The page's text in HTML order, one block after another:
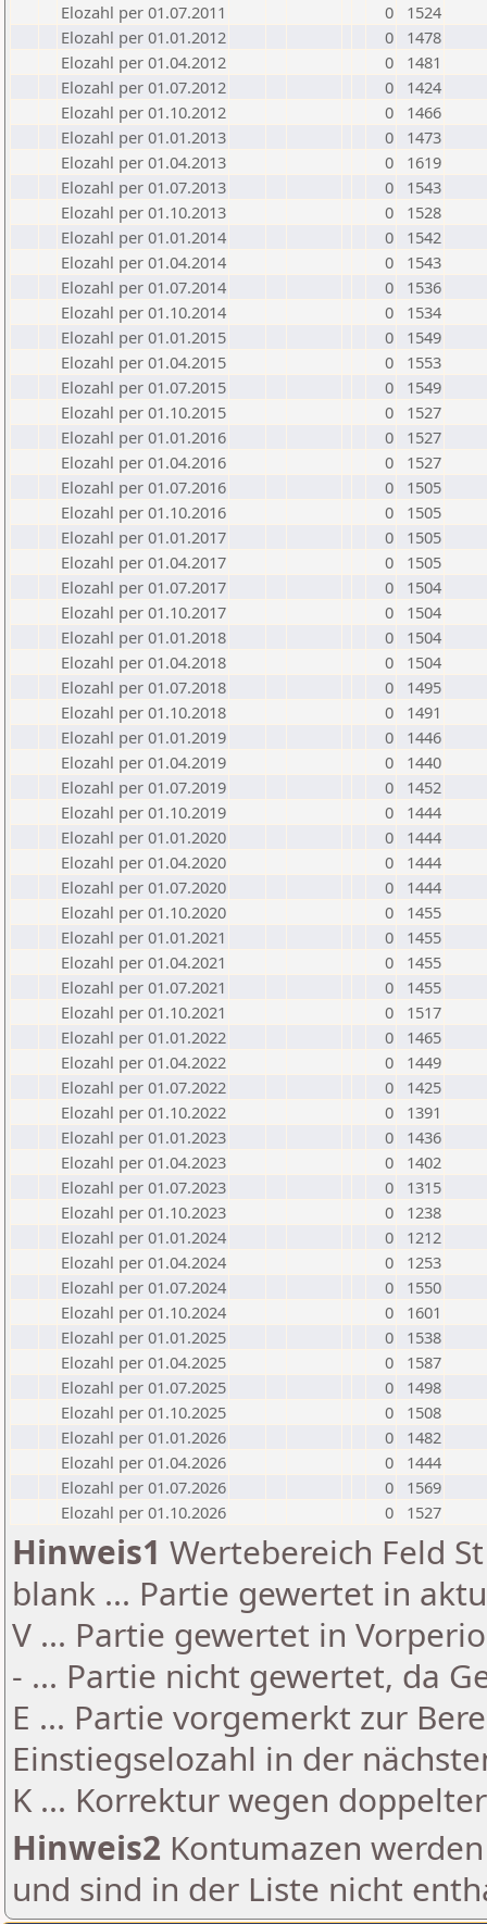
Elozahl per 01.07.2011
0
1524
Elozahl per 01.01.2012
0
1478
Elozahl per 01.04.2012
0
1481
Elozahl per 01.07.2012
0
1424
Elozahl per 01.10.2012
0
1466
Elozahl per 01.01.2013
0
1473
Elozahl per 01.04.2013
0
1619
Elozahl per 01.07.2013
0
1543
Elozahl per 01.10.2013
0
1528
Elozahl per 01.01.2014
0
1542
Elozahl per 01.04.2014
0
1543
Elozahl per 01.07.2014
0
1536
Elozahl per 01.10.2014
0
1534
Elozahl per 01.01.2015
0
1549
Elozahl per 01.04.2015
0
1553
Elozahl per 01.07.2015
0
1549
Elozahl per 01.10.2015
0
1527
Elozahl per 01.01.2016
0
1527
Elozahl per 01.04.2016
0
1527
Elozahl per 01.07.2016
0
1505
Elozahl per 01.10.2016
0
1505
Elozahl per 01.01.2017
0
1505
Elozahl per 01.04.2017
0
1505
Elozahl per 01.07.2017
0
1504
Elozahl per 01.10.2017
0
1504
Elozahl per 01.01.2018
0
1504
Elozahl per 01.04.2018
0
1504
Elozahl per 01.07.2018
0
1495
Elozahl per 01.10.2018
0
1491
Elozahl per 01.01.2019
0
1446
Elozahl per 01.04.2019
0
1440
Elozahl per 01.07.2019
0
1452
Elozahl per 01.10.2019
0
1444
Elozahl per 01.01.2020
0
1444
Elozahl per 01.04.2020
0
1444
Elozahl per 01.07.2020
0
1444
Elozahl per 01.10.2020
0
1455
Elozahl per 01.01.2021
0
1455
Elozahl per 01.04.2021
0
1455
Elozahl per 01.07.2021
0
1455
Elozahl per 01.10.2021
0
1517
Elozahl per 01.01.2022
0
1465
Elozahl per 01.04.2022
0
1449
Elozahl per 01.07.2022
0
1425
Elozahl per 01.10.2022
0
1391
Elozahl per 01.01.2023
0
1436
Elozahl per 01.04.2023
0
1402
Elozahl per 01.07.2023
0
1315
Elozahl per 01.10.2023
0
1238
Elozahl per 01.01.2024
0
1212
Elozahl per 01.04.2024
0
1253
Elozahl per 01.07.2024
0
1550
Elozahl per 01.10.2024
0
1601
Elozahl per 01.01.2025
0
1538
Elozahl per 01.04.2025
0
1587
Elozahl per 01.07.2025
0
1498
Elozahl per 01.10.2025
0
1508
Elozahl per 01.01.2026
0
1482
Elozahl per 01.04.2026
0
1444
Elozahl per 01.07.2026
0
1569
Elozahl per 01.10.2026
0 1527
Hinweis1 Wertebereich Feld
blank ... Partie gewertet in
V ... Partie gewertet in
- ... Partie nicht gewertet, da
E ... Partie vorgemerkt zur
Einstiegselozahl in der
K ... Korrektur wegen
Hinweis2 Kontumazen
und sind in der Liste nicht